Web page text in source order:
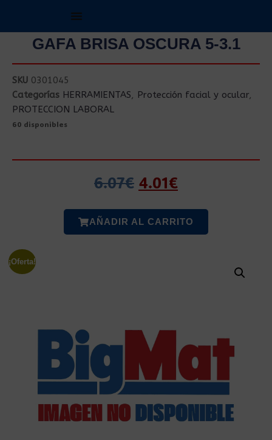
GAFA BRISA OSCURA 5-3.1
SKU 0301045
Categorías HERRAMIENTAS, Protección facial y ocular,
PROTECCION LABORAL
60 disponibles
6.07€ 4.01€
AÑADIR AL CARRITO
¡Oferta!